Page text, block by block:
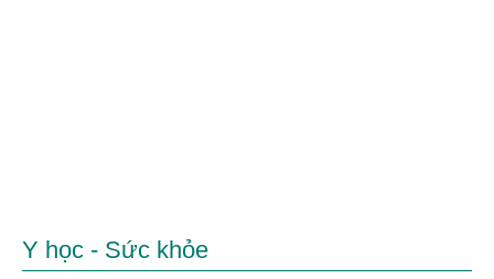
Y học - Sức khỏe